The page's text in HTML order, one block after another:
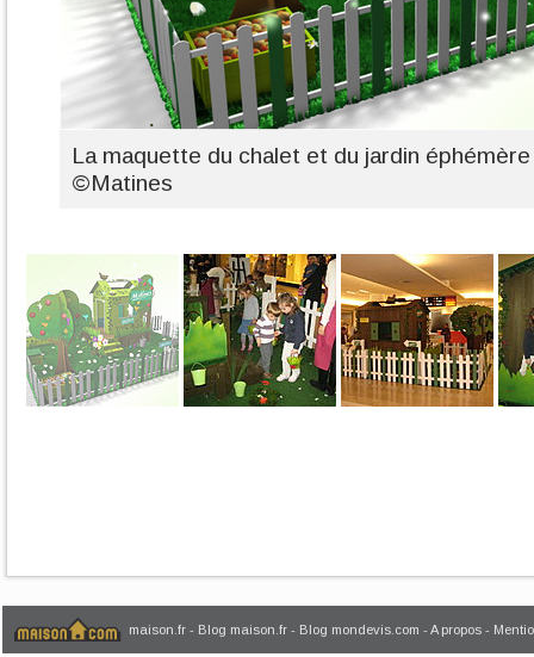
La maquette du chalet et du jardin éphémère
©Matines
maison.fr - Blog maison.fr - Blog mondevis.com - A propos -